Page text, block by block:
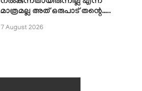
മാത്രമല്ല അത് ഒരുപാട് തന്റെ…..
7 August 2026